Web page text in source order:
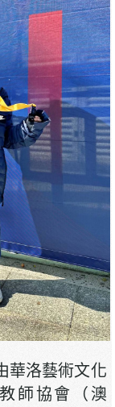
洛藝術文化
師協會（澳